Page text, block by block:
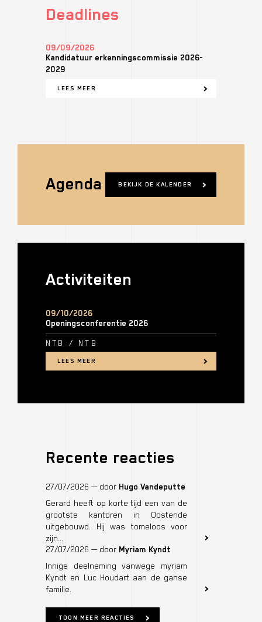
Deadlines
09/09/2026
Kandidatuur er­ken­nings­com­mis­sie 2026-
2029
LEES MEER
Agenda BEKIJK DE KALENDER
Activiteiten
09/10/2026
Openingsconferentie 2026
NTB / NTB
LEES MEER
Recente reacties
27/07/2026 — door Hugo Vandeputte
op
Gerard
Soete
overleden
Gerard heeft op korte tijd een van de
grootste kantoren in Oostende
uitgebouwd. Hij was tomeloos voor
zijn...
27/07/2026 — door Myriam Kyndt
op
Mr.
Gerard
overleden
Innige deelneming vanwege myriam
Kyndt en Luc Houdart aan de ganse
familie.
TOON MEER REACTIES